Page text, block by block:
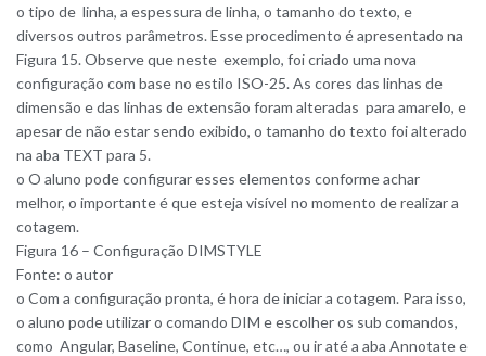
o tipo de linha, a espessura de linha, o tamanho do texto, e
diversos outros parâmetros. Esse procedimento é apresentado na
Figura 15. Observe que neste exemplo, foi criado uma nova
configuração com base no estilo ISO-25. As cores das linhas de
dimensão e das linhas de extensão foram alteradas para amarelo, e
apesar de não estar sendo exibido, o tamanho do texto foi alterado
na aba TEXT para 5.
o O aluno pode configurar esses elementos conforme achar
melhor, o importante é que esteja visível no momento de realizar a
cotagem.
Figura 16 – Configuração DIMSTYLE
Fonte: o autor
o Com a configuração pronta, é hora de iniciar a cotagem. Para isso,
o aluno pode utilizar o comando DIM e escolher os sub comandos,
como Angular, Baseline, Continue, etc…, ou ir até a aba Annotate e